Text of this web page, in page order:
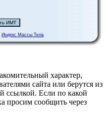
Индекс Массы Тела
характер,
сайта или берутся из
ссылкой. Если по какой
просим сообщить через